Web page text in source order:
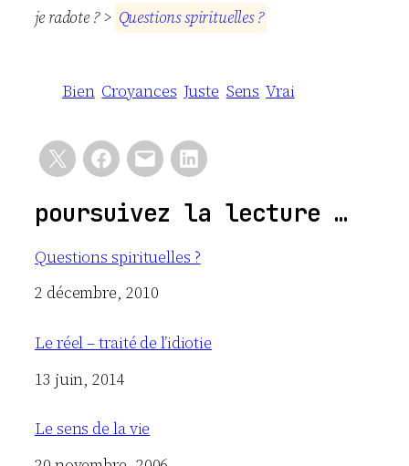
je radote ? > Questionsspirituelles ?
Bien Croyances Juste Sens Vrai
poursuivez la lecture …
Questions spirituelles ?
Date
2 décembre, 2010
Le réel – traité de l’idiotie
Date
13 juin, 2014
Le sens de la vie